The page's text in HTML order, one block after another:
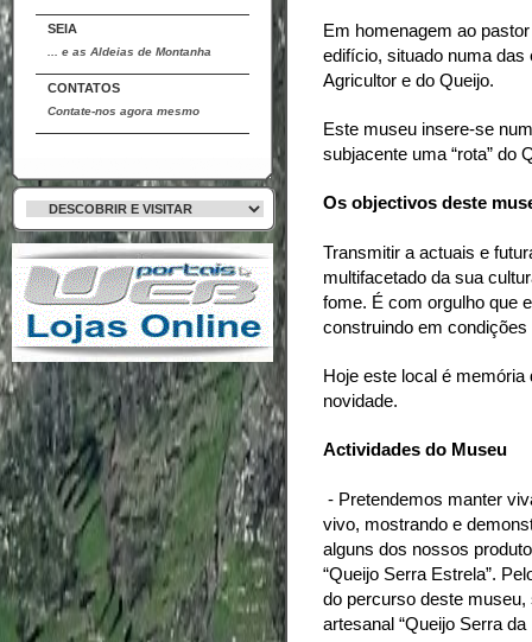
SEIA
... e as Aldeias de Montanha
CONTATOS
Contate-nos agora mesmo
Em homenagem ao
edifício, situado numa das
Agricultor e do Queijo.
Este museu insere-se
subjacente uma “rota” do
Os objectivos deste
Transmitir a actuais e
multifacetado da sua
fome. É com orgulho que
construindo em
Hoje este local é
novidade.
Actividades do Museu
- Pretendemos manter
vivo, mostrando e
alguns dos nossos
“Queijo Serra Estrela”.
do percurso deste
artesanal “Queijo Serra da